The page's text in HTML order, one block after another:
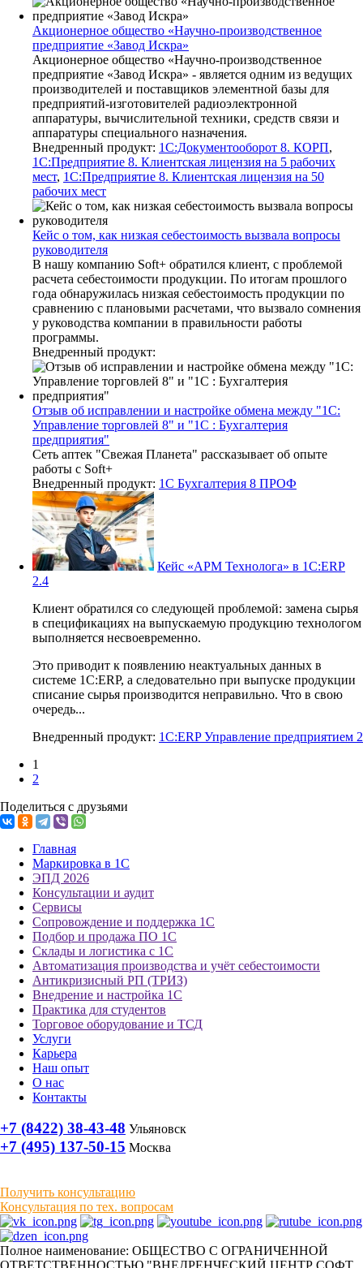
Акционерное общество «Научно-производственное
предприятие «Завод Искра»
Акционерное общество «Научно-производственное
предприятие «Завод Искра» - является одним из ведущих
производителей и поставщиков элементной базы для
предприятий-изготовителей радиоэлектронной
аппаратуры, вычислительной техники, средств связи и
аппаратуры специального назначения.
Внедренный продукт: 1С:Документооборот 8. КОРП,
1С:Предприятие 8. Клиентская лицензия на 5 рабочих
мест, 1С:Предприятие 8. Клиентская лицензия на 50
рабочих мест
Кейс о том, как низкая себестоимость вызвала вопросы
руководителя
В нашу компанию Soft+ обратился клиент, с проблемой
расчета себестоимости продукции. По итогам прошлого
года обнаружилась низкая себестоимость продукции по
сравнению с плановыми расчетами, что вызвало сомнения
у руководства компании в правильности работы
программы.
Внедренный продукт:
Отзыв об исправлении и настройке обмена между "1С:
Управление торговлей 8" и "1С : Бухгалтерия
предприятия"
Сеть аптек "Свежая Планета" рассказывает об опыте
работы с Soft+
Внедренный продукт: 1С Бухгалтерия 8 ПРОФ
Кейс «АРМ Технолога» в 1С:ERP
2.4
Клиент обратился со следующей проблемой: замена сырья
в спецификациях на выпускаемую продукцию технологом
выполняется несвоевременно.
Это приводит к появлению неактуальных данных в
системе 1С:ERP, а следовательно при выпуске продукции
списание сырья производится неправильно. Что в свою
очередь...
Внедренный продукт: 1С:ERP Управление предприятием 2
1
2
Поделиться с друзьями
Главная
Маркировка в 1С
ЭПД 2026
Консультации и аудит
Сервисы
Сопровождение и поддержка 1С
Подбор и продажа ПО 1С
Склады и логистика с 1С
Автоматизация производства и учёт себестоимости
Антикризисный РП (ТРИЗ)
Внедрение и настройка 1С
Практика для студентов
Торговое оборудование и ТСД
Услуги
Карьера
Наш опыт
О нас
Контакты
+7 (8422) 38-43-48 Ульяновск
+7 (495) 137-50-15 Москва
Получить консультацию
Консультация по тех. вопросам
Полное наименование: ОБЩЕСТВО С ОГРАНИЧЕННОЙ
ОТВЕТСТВЕННОСТЬЮ "ВНЕДРЕНЧЕСКИЙ ЦЕНТР СОФТ